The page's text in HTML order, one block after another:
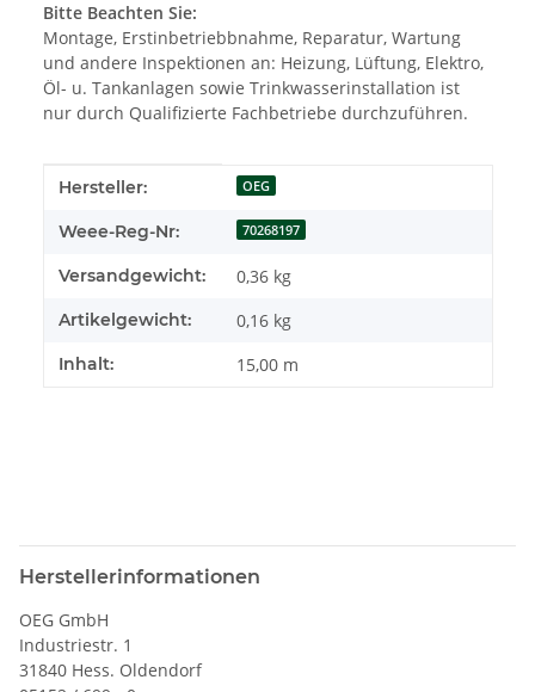
Bitte Beachten Sie:
Montage, Erstinbetriebbnahme, Reparatur, Wartung
und andere Inspektionen an: Heizung, Lüftung, Elektro,
Öl- u. Tankanlagen sowie Trinkwasserinstallation ist
nur durch Qualifizierte Fachbetriebe durchzuführen.
Produkteigenschaft
Wert
Hersteller: OEG
Weee-Reg-Nr: 70268197
Versandgewicht: 0,36 kg
Artikelgewicht: 0,16 kg
Inhalt: 15,00 m
Herstellerinformationen
OEG GmbH
Industriestr. 1
31840 Hess. Oldendorf